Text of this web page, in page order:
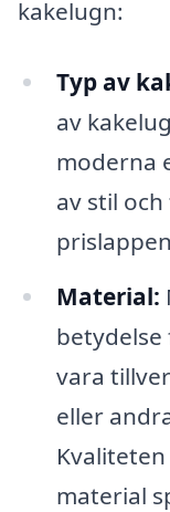
kakelugn:
Typ av
av
moderna
av stil
Material:
vara
eller
material